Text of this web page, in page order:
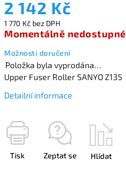
2 142 Kč
1 770 Kč bez DPH
Momentálně nedostupné
Možnosti doručení
Položka byla vyprodána…
Upper Fuser Roller SANYO Z135
Detailní informace
Tisk Zeptat se Hlídat